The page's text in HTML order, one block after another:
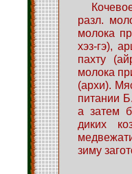
разл.
молока
хэз-гэ),
пахту
молока
(архи).
питании
а затем
диких
зиму